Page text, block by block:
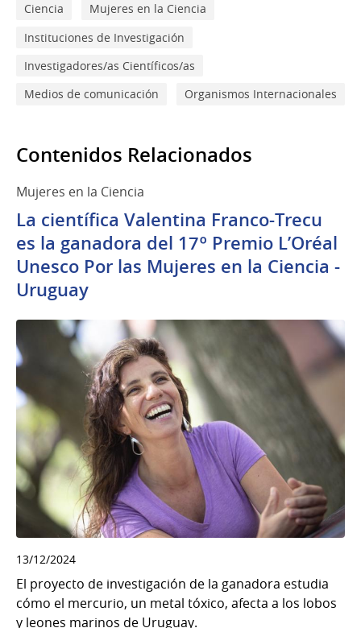
Ciencia
Mujeres en la Ciencia
Instituciones de Investigación
Investigadores/as Científicos/as
Medios de comunicación
Organismos Internacionales
Contenidos Relacionados
Mujeres en la Ciencia
La científica Valentina Franco-Trecu
es la ganadora del 17º Premio L’Oréal
Unesco Por las Mujeres en la Ciencia -
Uruguay
13/12/2024
El proyecto de investigación de la ganadora estudia
cómo el mercurio, un metal tóxico, afecta a los lobos
y leones marinos de Uruguay.